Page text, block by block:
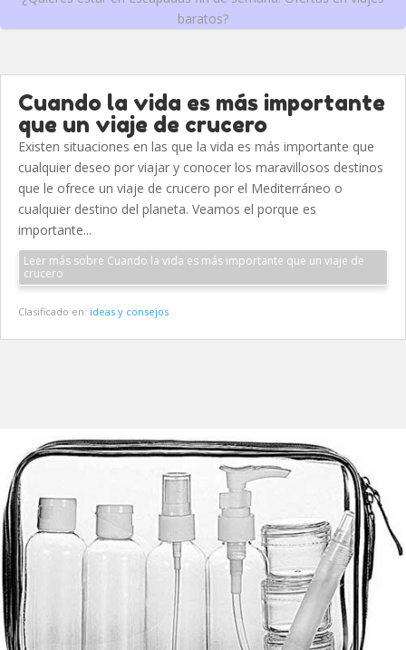
baratos?
Cuando la vida es más importante
que un viaje de crucero
Existen situaciones en las que la vida es más importante que
cualquier deseo por viajar y conocer los maravillosos destinos
que le ofrece un viaje de crucero por el Mediterráneo o
cualquier destino del planeta. Veamos el porque es
importante...
Leer más sobre Cuando la vida es más importante que un viaje de
crucero
Clasificado en: ideas y consejos